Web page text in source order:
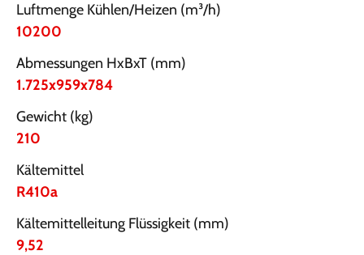
Luftmenge Kühlen/Heizen (m³/h)
10200
Abmessungen HxBxT (mm)
1.725x959x784
Gewicht (kg)
210
Kältemittel
R410a
Kältemittelleitung Flüssigkeit (mm)
9,52